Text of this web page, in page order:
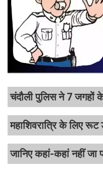
चंदौली पुलिस ने 7 जगहों के
महाशिवरात्रि के लिए रूट
जानिए कहां-कहां नहीं जा